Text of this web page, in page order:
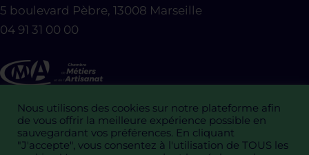
5 boulevard Pèbre, 13008 Marseille
04 91 31 00 00
Nous utilisons des cookies sur notre plateforme afin
de vous offrir la meilleure expérience possible en
sauvegardant vos préférences. En cliquant
"J'accepte", vous consentez à l'utilisation de TOUS les